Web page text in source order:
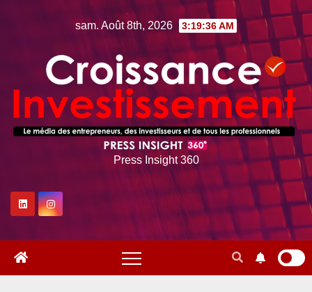
sam. Août 8th, 2026 3:19:37 AM
Press Insight 360